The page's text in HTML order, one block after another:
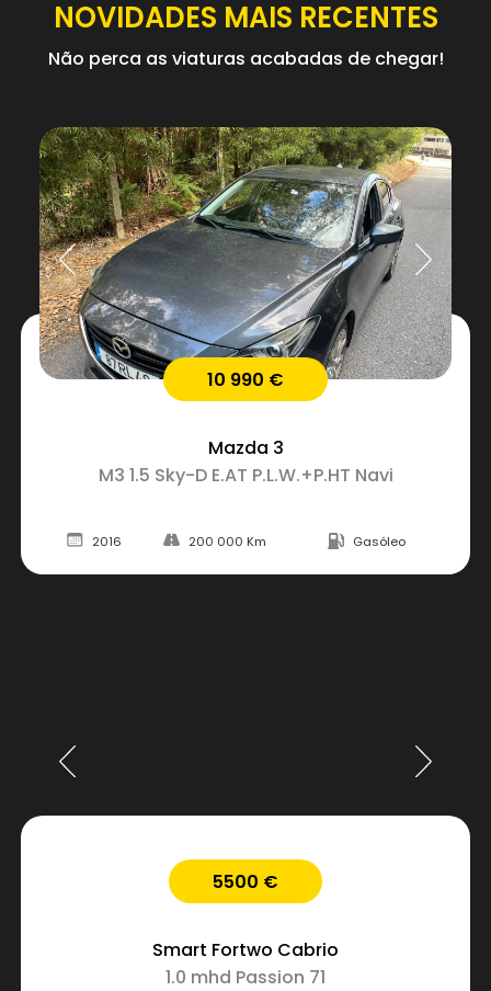
NOVIDADES MAIS RECENTES
Não perca as viaturas acabadas de chegar!
10 990 €
Mazda 3
M3 1.5 Sky-D E.AT P.L.W.+P.HT Navi
2016 200 000 Km Gasóleo
5500 €
Smart Fortwo Cabrio
1.0 mhd Passion 71